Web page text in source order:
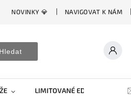
NOVINKY 💎 NAVIGOVAT K NÁM
Hledat
LIMITOVANÉ EDICE